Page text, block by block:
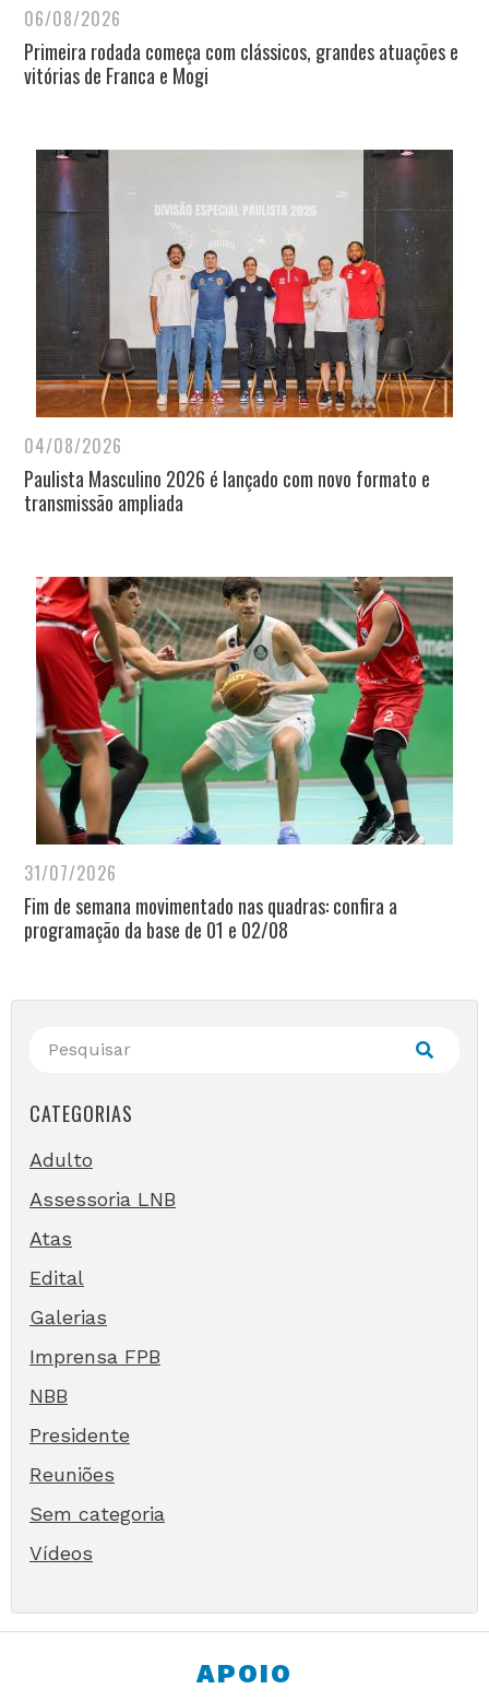
06/08/2026
Primeira rodada começa com clássicos, grandes atuações e
vitórias de Franca e Mogi
04/08/2026
Paulista Masculino 2026 é lançado com novo formato e
transmissão ampliada
31/07/2026
Fim de semana movimentado nas quadras: confira a
programação da base de 01 e 02/08
CATEGORIAS
Adulto
Assessoria LNB
Atas
Edital
Galerias
Imprensa FPB
NBB
Presidente
Reuniões
Sem categoria
Vídeos
APOIO